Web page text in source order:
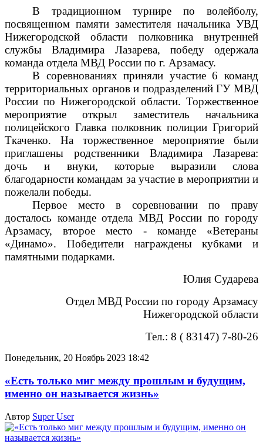
В традиционном турнире по волейболу,
посвященном памяти заместителя начальника УВД
Нижегородской области полковника внутренней
службы Владимира Лазарева, победу одержала
команда отдела МВД России по г. Арзамасу.
В соревнованиях приняли участие 6 команд
территориальных органов и подразделений ГУ МВД
России по Нижегородской области. Торжественное
мероприятие открыл заместитель начальника
полицейского Главка полковник полиции Григорий
Ткаченко. На торжественное мероприятие были
приглашены родственники Владимира Лазарева:
дочь и внуки, которые выразили слова
благодарности командам за участие в мероприятии и
пожелали победы.
Первое место в соревновании по праву
досталось команде отдела МВД России по городу
Арзамасу, второе место - команде «Ветераны
«Динамо». Победители награждены кубками и
памятными подарками.
Юлия Сударева
Отдел МВД России по городу Арзамасу
Нижегородской области
Тел.: 8 ( 83147) 7-80-26
Понедельник, 20 Ноябрь 2023 18:42
«Есть только миг между прошлым и будущим,
именно он называется жизнь»
Автор Super User